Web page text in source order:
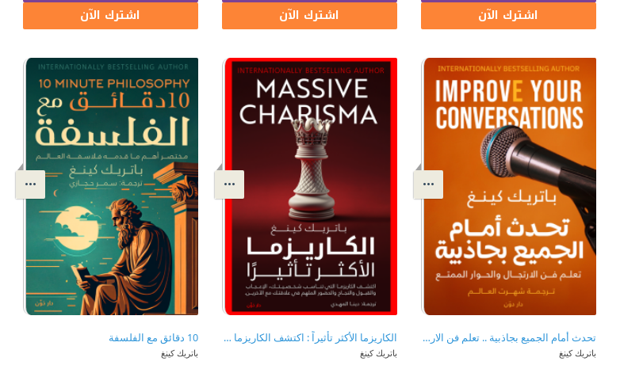
اشترك الآن
اشترك الآن
اشترك الآن
تحدث أمام الجميع بجاذبية .. تعلم فن الارتجال والحوار الممتع
باتريك كينغ
الكاريزما الأكثر تأثيراً : اكتشف الكاريزما التي تناسب شخصيتك الإعجاب والقبول والنجاح والحضور المُلهم في علاقتك مع الآخرين | Massive Charisma
باتريك كينغ
10 دقائق مع الفلسفة
باتريك كينغ